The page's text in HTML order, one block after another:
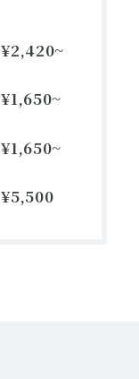
¥2,420~
¥1,650~
¥1,650~
¥5,500